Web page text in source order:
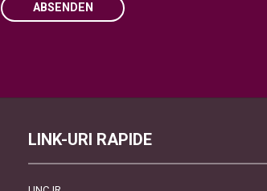
ABSENDEN
LINK-URI RAPIDE